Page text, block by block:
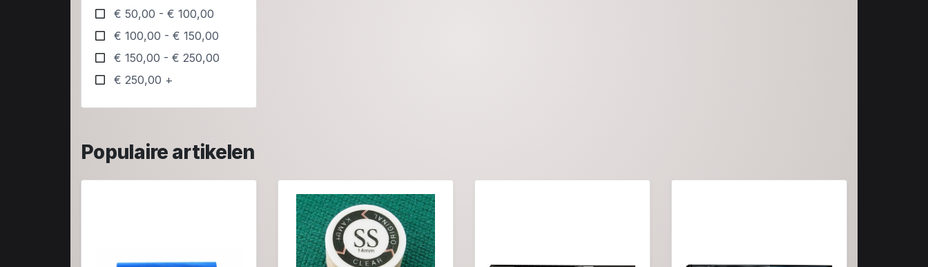
€ 50,00 - € 100,00
€ 100,00 - € 150,00
€ 150,00 - € 250,00
€ 250,00 +
Populaire artikelen